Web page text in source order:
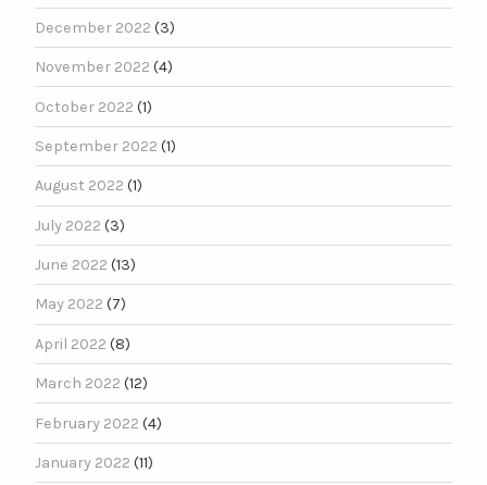
December 2022 (3)
November 2022 (4)
October 2022 (1)
September 2022 (1)
August 2022 (1)
July 2022 (3)
June 2022 (13)
May 2022 (7)
April 2022 (8)
March 2022 (12)
February 2022 (4)
January 2022 (11)